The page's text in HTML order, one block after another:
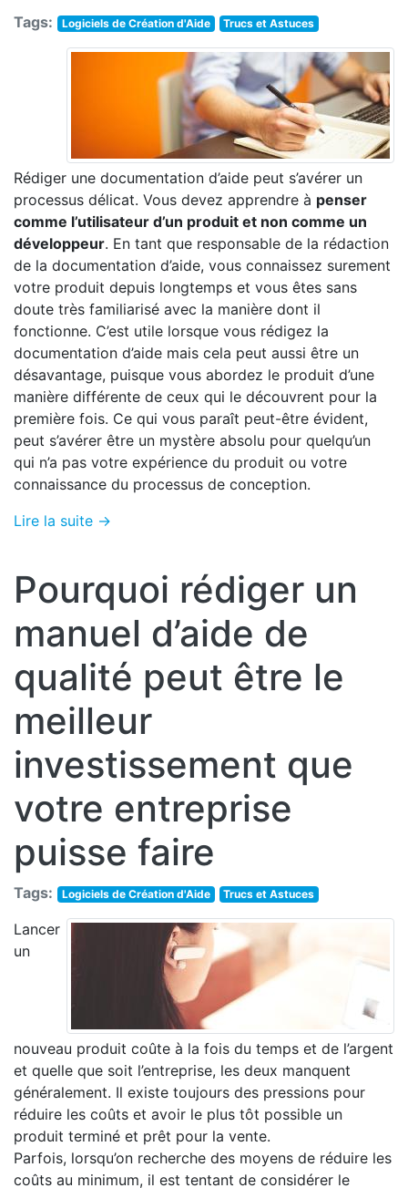
Tags: Logiciels de Création d'Aide Trucs et Astuces
Rédiger une documentation d’aide peut s’avérer un
processus délicat. Vous devez apprendre à penser
comme l’utilisateur d’un produit et non comme un
développeur. En tant que responsable de la rédaction
de la documentation d’aide, vous connaissez surement
votre produit depuis longtemps et vous êtes sans
doute très familiarisé avec la manière dont il
fonctionne. C’est utile lorsque vous rédigez la
documentation d’aide mais cela peut aussi être un
désavantage, puisque vous abordez le produit d’une
manière différente de ceux qui le découvrent pour la
première fois. Ce qui vous paraît peut-être évident,
peut s’avérer être un mystère absolu pour quelqu’un
qui n’a pas votre expérience du produit ou votre
connaissance du processus de conception.
Lire la suite →
Pourquoi rédiger un
manuel d’aide de
qualité peut être le
meilleur
investissement que
votre entreprise
puisse faire
Tags: Logiciels de Création d'Aide Trucs et Astuces
Lancer
un
nouveau produit coûte à la fois du temps et de l’argent
et quelle que soit l’entreprise, les deux manquent
généralement. Il existe toujours des pressions pour
réduire les coûts et avoir le plus tôt possible un
produit terminé et prêt pour la vente.
Parfois, lorsqu’on recherche des moyens de réduire les
coûts au minimum, il est tentant de considérer le